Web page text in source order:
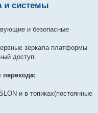
и системы
и безопасные
зеркала платформы
доступ.
перехода:
и в топиках(постоянные